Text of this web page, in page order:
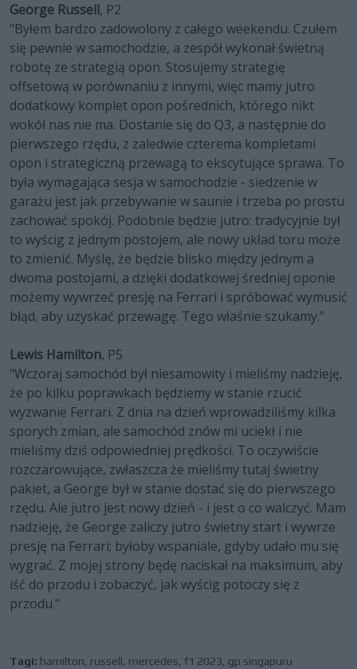
George Russell, P2
"Byłem bardzo zadowolony z całego weekendu. Czułem
się pewnie w samochodzie, a zespół wykonał świetną
robotę ze strategią opon. Stosujemy strategię
offsetową w porównaniu z innymi, więc mamy jutro
dodatkowy komplet opon pośrednich, którego nikt
wokół nas nie ma. Dostanie się do Q3, a następnie do
pierwszego rzędu, z zaledwie czterema kompletami
opon i strategiczną przewagą to ekscytujące sprawa. To
była wymagająca sesja w samochodzie - siedzenie w
garażu jest jak przebywanie w saunie i trzeba po prostu
zachować spokój. Podobnie będzie jutro: tradycyjnie był
to wyścig z jednym postojem, ale nowy układ toru może
to zmienić. Myślę, że będzie blisko między jednym a
dwoma postojami, a dzięki dodatkowej średniej oponie
możemy wywrzeć presję na Ferrari i spróbować wymusić
błąd, aby uzyskać przewagę. Tego właśnie szukamy."
Lewis Hamilton, P5
"Wczoraj samochód był niesamowity i mieliśmy nadzieję,
że po kilku poprawkach będziemy w stanie rzucić
wyzwanie Ferrari. Z dnia na dzień wprowadziliśmy kilka
sporych zmian, ale samochód znów mi uciekł i nie
mieliśmy dziś odpowiedniej prędkości. To oczywiście
rozczarowujące, zwłaszcza że mieliśmy tutaj świetny
pakiet, a George był w stanie dostać się do pierwszego
rzędu. Ale jutro jest nowy dzień - i jest o co walczyć. Mam
nadzieję, że George zaliczy jutro świetny start i wywrze
presję na Ferrari; byłoby wspaniale, gdyby udało mu się
wygrać. Z mojej strony będę naciskał na maksimum, aby
iść do przodu i zobaczyć, jak wyścig potoczy się z
przodu."
Tagi: hamilton russell mercedes f1 2023 gp singapuru